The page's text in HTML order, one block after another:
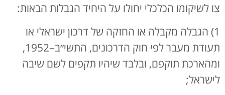
צו לשיקומו הכלכלי יחולו על היחיד הגבלות הבאות:
1) הגבלה מקבלה או החזקה של דרכון ישראלי או
תעודת מעבר לפי חוק הדרכונים, התשי״ב–1952,
ומהארכת תוקפם, ובלבד שיהיו תקפים לשם שיבה
לישראל;